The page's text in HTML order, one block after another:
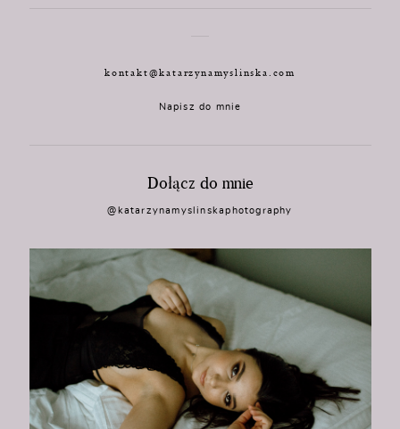
kontakt@katarzynamyslinska.com
Napisz do mnie
Dołącz do mnie
@katarzynamyslinskaphotography